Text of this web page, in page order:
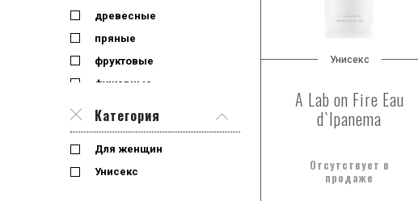
Категория
Для женщин
Унисекс
древесные
пряные
фруктовые
фужерные
Унисекс
A Lab on Fire Eau
d`Ipanema
Отсутствует в
продаже